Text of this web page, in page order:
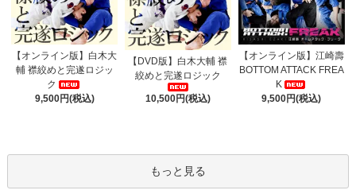
【オンライン版】白木大
輔 襟絞めと完遂ロジッ
ク
9,500円(税込)
【DVD版】白木大輔 襟
絞めと完遂ロジック
10,500円(税込)
【オンライン版】江崎壽
BOTTOM ATTACK FREA
K
9,500円(税込)
もっと見る